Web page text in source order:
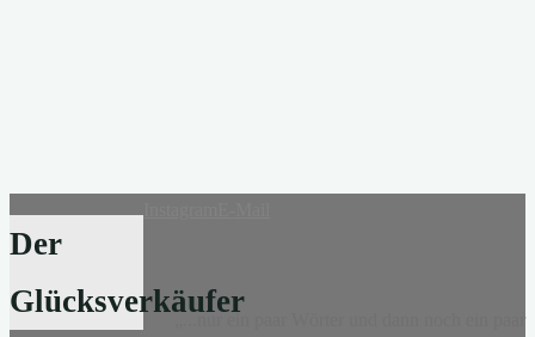
Der
Glücksverkäufer